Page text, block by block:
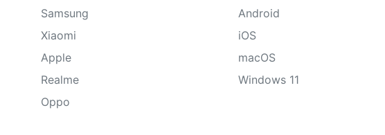
Samsung
Xiaomi
Apple
Realme
Oppo
Android
iOS
macOS
Windows 11